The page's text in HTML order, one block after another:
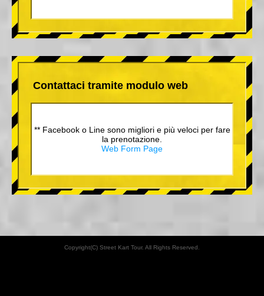
Contattaci tramite modulo web
** Facebook o Line sono migliori e più veloci per fare
la prenotazione.
Web Form Page
Copyright(C) Street Kart Tour. All Rights Reserved.